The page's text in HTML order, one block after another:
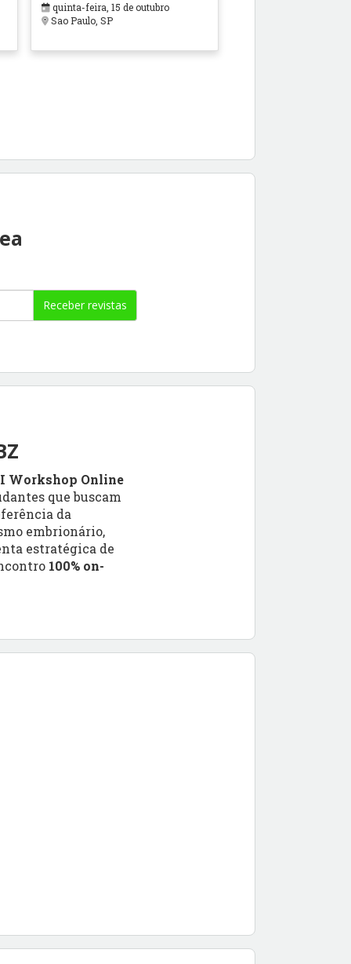
quinta-feira, 15 de outubro
Sao Paulo, SP
Receber revistas
I Workshop Online
que buscam
da
embrionário,
estratégica de
100% on-